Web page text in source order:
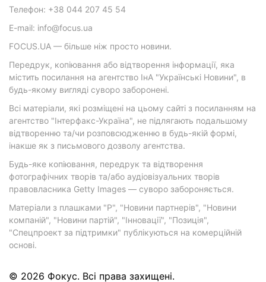
Телефон: +38 044 207 45 54
E-mail: info@focus.ua
FOCUS.UA — більше ніж просто новини.
Передрук, копіювання або відтворення інформації, яка
містить посилання на агентство ІнА "Українські Новини", в
будь-якому вигляді суворо заборонені.
Всі матеріали, які розміщені на цьому сайті з посиланням на
агентство "Інтерфакс-Україна", не підлягають подальшому
відтворенню та/чи розповсюдженню в будь-якій формі,
інакше як з письмового дозволу агентства.
Будь-яке копіювання, передрук та відтворення
фотографічних творів та/або аудіовізуальних творів
правовласника Getty Images — суворо забороняється.
Матеріали з плашками "Р", "Новини партнерів", "Новини
компаній", "Новини партій", "Інновації", "Позиція",
"Спецпроект за підтримки" публікуються на комерційній
основі.
© 2026 Фокус. Всі права захищені.